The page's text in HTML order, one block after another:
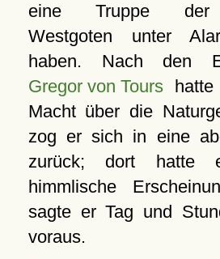
eine Truppe der
Westgoten unter
haben. Nach den
Gregor von Tourshatte
Macht über die
zog er sich in eine
zurück; dort hatte
himmlische
sagte er Tag und
voraus.